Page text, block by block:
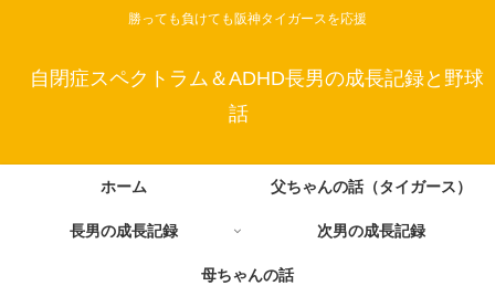
勝っても負けても阪神タイガースを応援
自閉症スペクトラム＆ADHD長男の成長記録と野球
話
ホーム 父ちゃんの話（タイガース）
長男の成長記録 次男の成長記録
母ちゃんの話